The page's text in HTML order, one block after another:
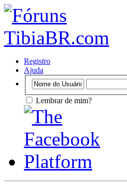
Registro
Ajuda
Lembrar de mim?